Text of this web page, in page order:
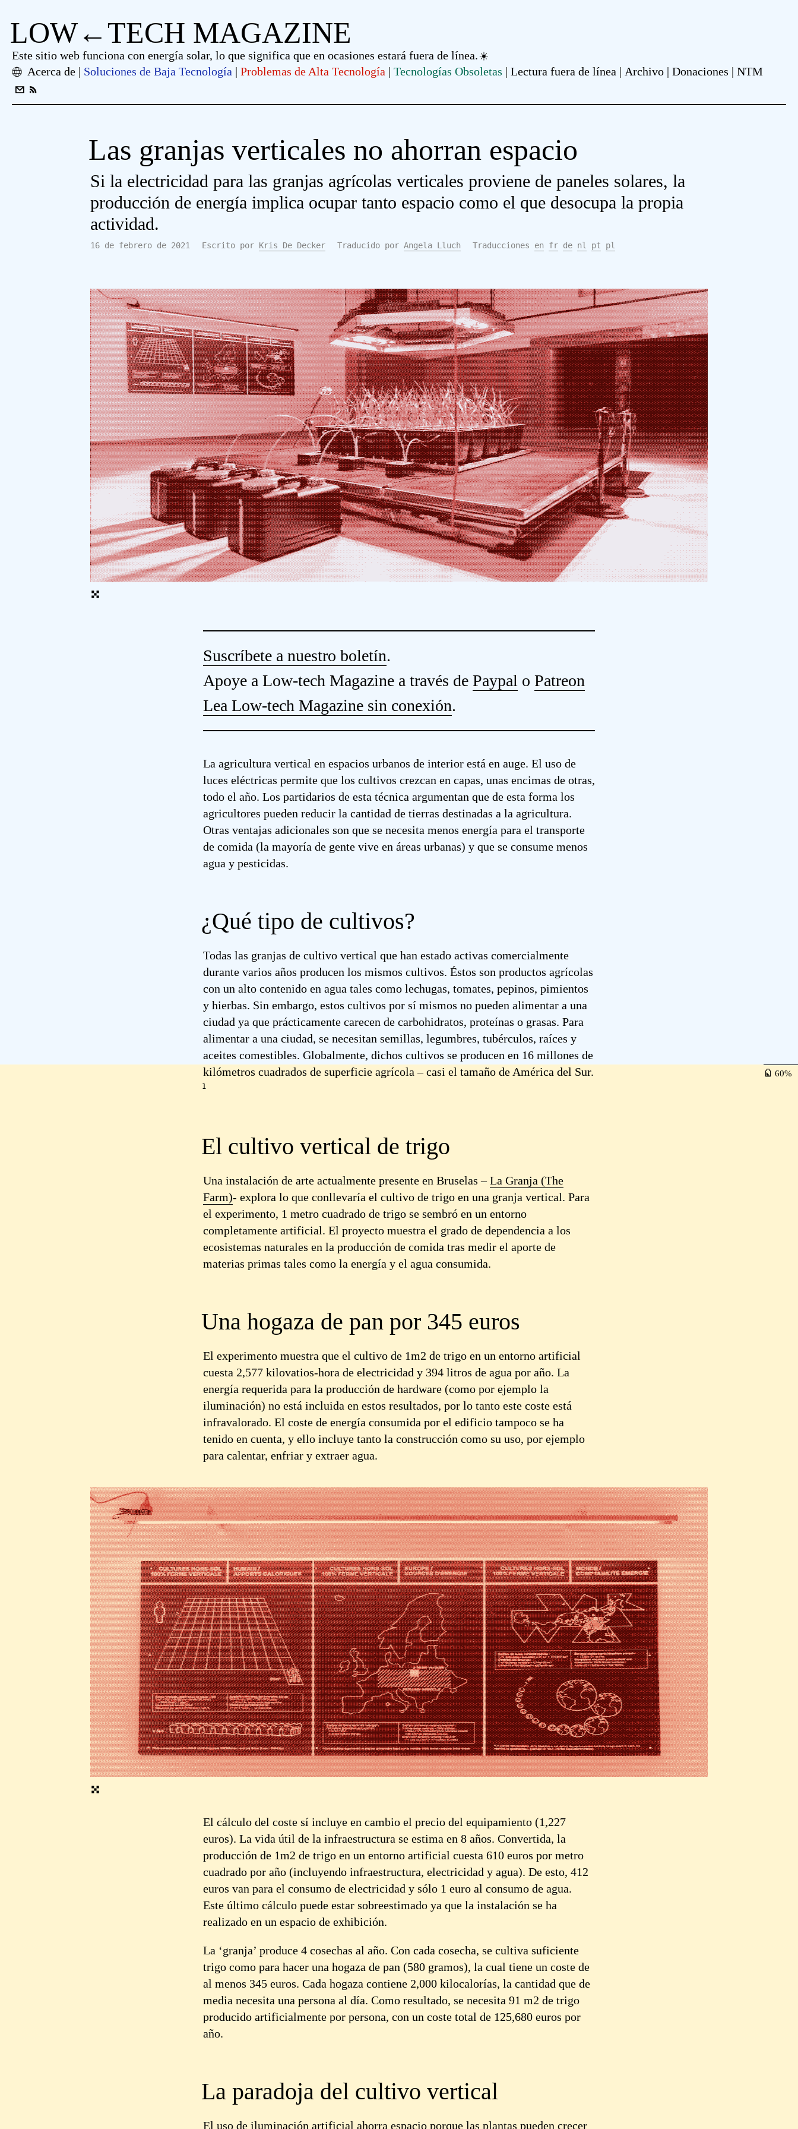
60
LOW←TECH MAGAZINE
Este sitio web funciona con energía solar, lo que significa que en ocasiones estará fuera de línea.
Acerca de
Soluciones de Baja Tecnología Problemas de Alta Tecnología Tecnologías Obsoletas Lectura fuera de línea Archivo Donaciones NTM
Las granjas verticales no ahorran espacio
Si la electricidad para las granjas agrícolas verticales proviene de paneles solares, la
producción de energía implica ocupar tanto espacio como el que desocupa la propia
actividad.
16 de febrero de 2021 Escrito por Kris De Decker Traducido por Angela Lluch Traducciones en fr de nl pt pl
Suscríbete a nuestro boletín.
Apoye a Low-tech Magazine a través de Paypal o Patreon
Lea Low-tech Magazine sin conexión.
La agricultura vertical en espacios urbanos de interior está en auge. El uso de
luces eléctricas permite que los cultivos crezcan en capas, unas encimas de otras,
todo el año. Los partidarios de esta técnica argumentan que de esta forma los
agricultores pueden reducir la cantidad de tierras destinadas a la agricultura.
Otras ventajas adicionales son que se necesita menos energía para el transporte
de comida (la mayoría de gente vive en áreas urbanas) y que se consume menos
agua y pesticidas.
¿Qué tipo de cultivos?
Todas las granjas de cultivo vertical que han estado activas comercialmente
durante varios años producen los mismos cultivos. Éstos son productos agrícolas
con un alto contenido en agua tales como lechugas, tomates, pepinos, pimientos
y hierbas. Sin embargo, estos cultivos por sí mismos no pueden alimentar a una
ciudad ya que prácticamente carecen de carbohidratos, proteínas o grasas. Para
alimentar a una ciudad, se necesitan semillas, legumbres, tubérculos, raíces y
aceites comestibles. Globalmente, dichos cultivos se producen en 16 millones de
kilómetros cuadrados de superficie agrícola – casi el tamaño de América del Sur.
1
El cultivo vertical de trigo
Una instalación de arte actualmente presente en Bruselas –La Granja (The
Farm)- explora lo que conllevaría el cultivo de trigo en una granja vertical. Para
el experimento, 1 metro cuadrado de trigo se sembró en un entorno
completamente artificial. El proyecto muestra el grado de dependencia a los
ecosistemas naturales en la producción de comida tras medir el aporte de
materias primas tales como la energía y el agua consumida.
Una hogaza de pan por 345 euros
El experimento muestra que el cultivo de 1m2 de trigo en un entorno artificial
cuesta 2,577 kilovatios-hora de electricidad y 394 litros de agua por año. La
energía requerida para la producción de hardware (como por ejemplo la
iluminación) no está incluida en estos resultados, por lo tanto este coste está
infravalorado. El coste de energía consumida por el edificio tampoco se ha
tenido en cuenta, y ello incluye tanto la construcción como su uso, por ejemplo
para calentar, enfriar y extraer agua.
El cálculo del coste sí incluye en cambio el precio del equipamiento (1,227
euros). La vida útil de la infraestructura se estima en 8 años. Convertida, la
producción de 1m2 de trigo en un entorno artificial cuesta 610 euros por metro
cuadrado por año (incluyendo infraestructura, electricidad y agua). De esto, 412
euros van para el consumo de electricidad y sólo 1 euro al consumo de agua.
Este último cálculo puede estar sobreestimado ya que la instalación se ha
realizado en un espacio de exhibición.
La ‘granja’ produce 4 cosechas al año. Con cada cosecha, se cultiva suficiente
trigo como para hacer una hogaza de pan (580 gramos), la cual tiene un coste de
al menos 345 euros. Cada hogaza contiene 2,000 kilocalorías, la cantidad que de
media necesita una persona al día. Como resultado, se necesita 91 m2 de trigo
producido artificialmente por persona, con un coste total de 125,680 euros por
año.
La paradoja del cultivo vertical
El uso de iluminación artificial ahorra espacio porque las plantas pueden crecer